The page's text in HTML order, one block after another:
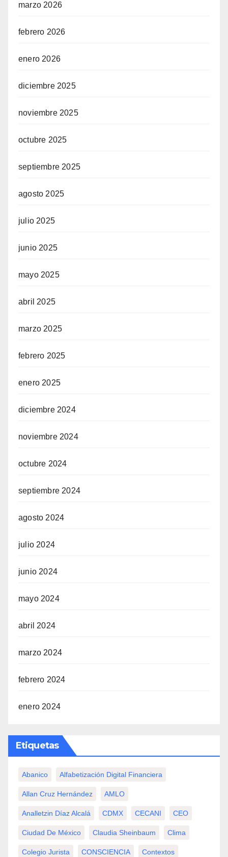
marzo 2026
febrero 2026
enero 2026
diciembre 2025
noviembre 2025
octubre 2025
septiembre 2025
agosto 2025
julio 2025
junio 2025
mayo 2025
abril 2025
marzo 2025
febrero 2025
enero 2025
diciembre 2024
noviembre 2024
octubre 2024
septiembre 2024
agosto 2024
julio 2024
junio 2024
mayo 2024
abril 2024
marzo 2024
febrero 2024
enero 2024
Etiquetas
Abanico Alfabetización Digital Financiera
Allan Cruz Hernández AMLO
Analletzin Díaz Alcalá CDMX CECANI CEO
Ciudad De México Claudia Sheinbaum Clima
Colegio Jurista CONSCIENCIA Contextos